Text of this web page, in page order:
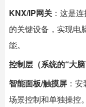
KNX/IP网关 ：这是
的关键设备，实现电
能。
控制层（系统的“大脑
智能面板/触摸屏 ：
场景控制和单独操控